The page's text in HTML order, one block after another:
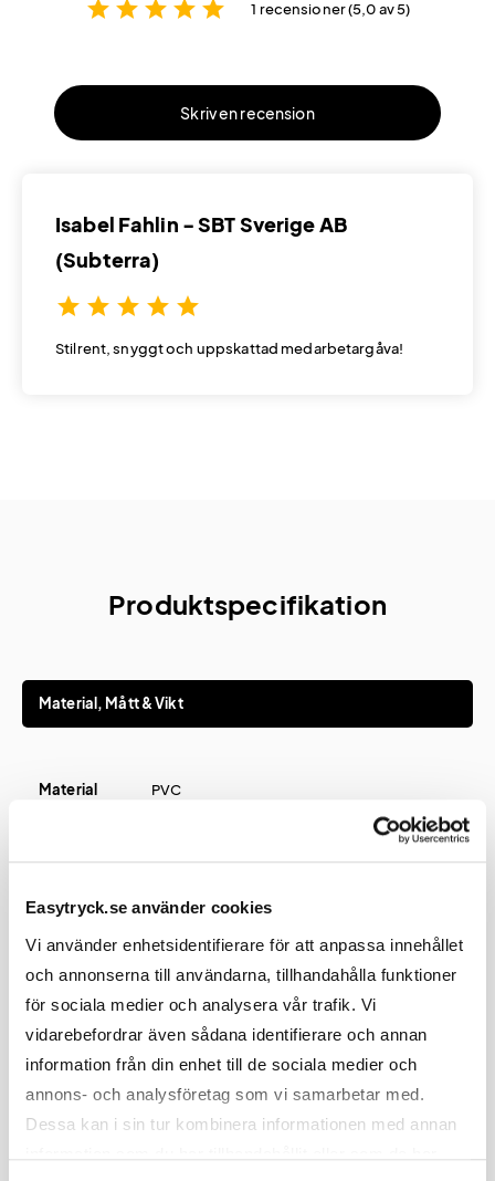
Easytryck.se använder cookies
Vi använder enhetsidentifierare för att anpassa innehållet
och annonserna till användarna, tillhandahålla funktioner
för sociala medier och analysera vår trafik. Vi
vidarebefordrar även sådana identifierare och annan
information från din enhet till de sociala medier och
annons- och analysföretag som vi samarbetar med.
Dessa kan i sin tur kombinera informationen med annan
star star star star star 1 recensioner (5,0 av 5)
Skriv en recension
star star star star star
Isabel Fahlin - SBT Sverige AB
(Subterra)
Stilrent, snyggt och uppskattad medarbetargåva!
Produktspecifikation
Material, Mått & Vikt
Material PVC
Tjocklek 1,2 mm
Vikt 8 gram